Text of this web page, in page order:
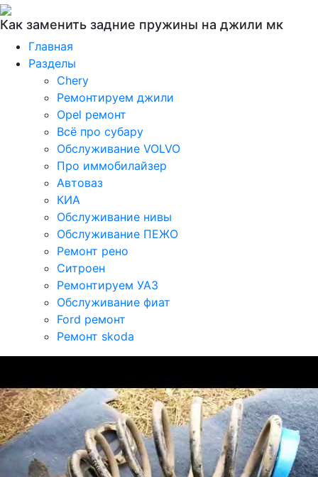
Как заменить задние пружины на джили мк
Главная
Разделы
Chery
Ремонтируем джили
Opel ремонт
Всё про субару
Обслуживание VOLVO
Про иммобилайзер
Автоваз
КИА
Обслуживание нивы
Обслуживание ПЕЖО
Ремонт рено
Ситроен
Ремонтируем УАЗ
Обслуживание фиат
Ford ремонт
Ремонт skoda